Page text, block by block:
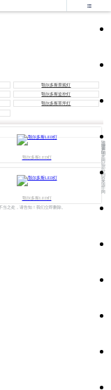

鄂尔多斯景观灯
鄂尔多斯监控灯
鄂尔多斯草坪灯
鄂尔多斯LED灯
鄂尔多斯LED灯
法
律
声
明
本
网
站
部
分
内
容
来
源
于
网
之处，请告知！我们立即删除。